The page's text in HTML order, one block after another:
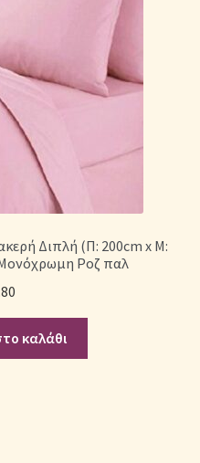
Διπλή (Π: 200cm x Μ:
Ροζ παλ
καλάθι